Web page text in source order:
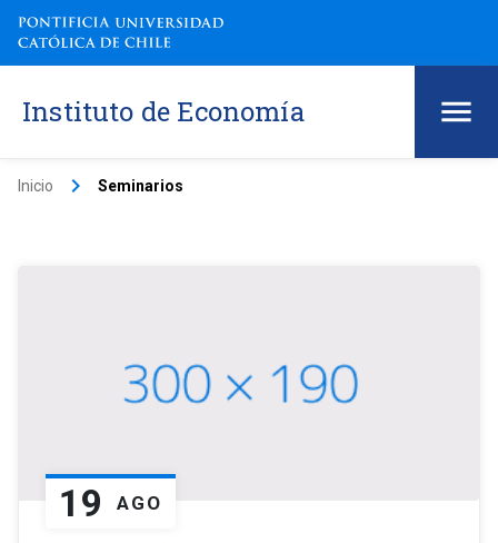
Instituto de Economía
Inicio keyboard_arrow_right Seminarios
19 AGO